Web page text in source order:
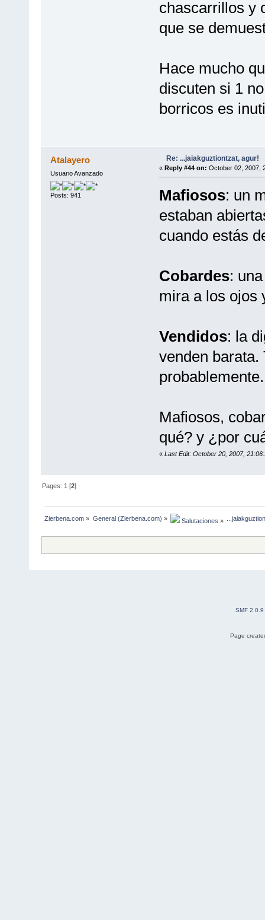
chascarrillos y
que se
Hace mucho
discuten si 1
borricos es
Atalayero
Usuario Avanzado
Posts: 941
Re: ...jaiakguztiontzat, agur!
« Reply #44 on: October 02, 2007,
Mafiosos: un
estaban
cuando estás
Cobardes:
mira a los ojos
Vendidos: la
venden barata.
probablemente.
Mafiosos,
qué? y ¿por
« Last Edit: October 20, 2007,
Pages: 1 [2]
Zierbena.com » General (Zierbena.com) » Salutaciones »
SMF 2.0.9
Page